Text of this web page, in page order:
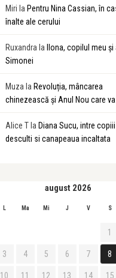
Miri la Pentru Nina Cassian, în
înalte ale cerului
Ruxandra la
Ilona, copilul meu și
Simonei
Muza la Revoluția, mâncarea
chinezească și Anul Nou care va
Alice Tla Diana Sucu, intre copiii
desculti si canapeaua incaltata
august 2026
L Ma Mi J V S
1
3 4 5 6 7 8
10 11 12 13 14 15